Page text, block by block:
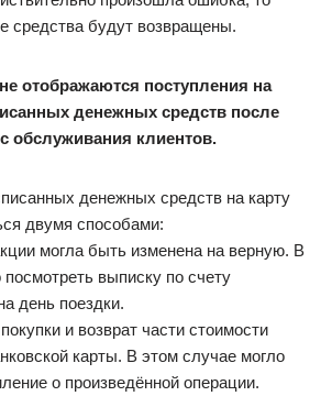
средства будут возвращены.
отображаются поступления на
денежных средств после
обслуживания клиентов.
денежных средств на карту
двумя способами:
могла быть изменена на верную. В
выписку по счету
день поездки.
и возврат части стоимости
карты. В этом случае могло
о произведённой операции.